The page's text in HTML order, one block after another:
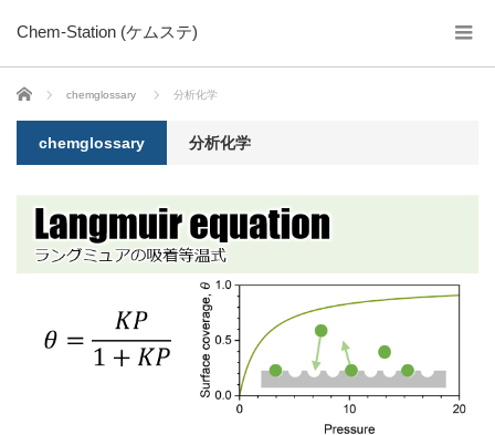
Chem-Station (ケムステ)
ホーム chemglossary 分析化学
chemglossary 分析化学